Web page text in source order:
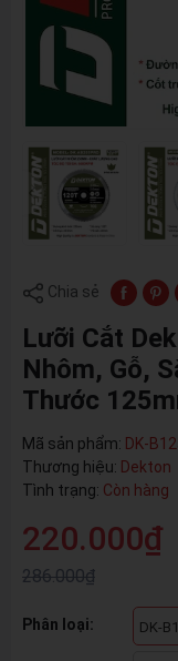
Chia sẻ
Lưỡi Cắt
Nhôm, Gỗ,
Thước
Mã sản phẩm: DK-
Thương hiệu: Dekton
Tình trạng: Còn hàng
220.000₫
286.000₫
Phân loại: DK-